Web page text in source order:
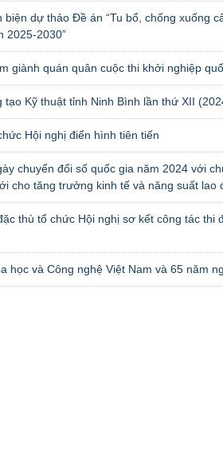
biện dự thảo Đề án “Tu bổ, chống xuống
2025-2030”
giành quán quân cuộc thi khởi nghiệp
tạo Kỹ thuật tỉnh Ninh Bình lần thứ XII
Hội nghị điển hình tiên tiến
chuyển đổi số quốc gia năm 2024 với
cho tăng trưởng kinh tế và năng suất lao
thù tổ chức Hội nghị sơ kết công tác
học và Công nghệ Việt Nam và 65 năm